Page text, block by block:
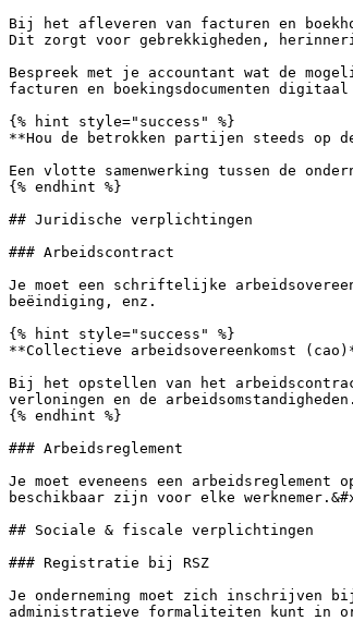
Bij het afleveren van facturen en
Dit zorgt voor gebrekkigheden,
Bespreek met je accountant wat de
facturen en boekingsdocumenten
{% hint style="success" %}
**Hou de betrokken partijen steeds op
Een vlotte samenwerking tussen de
{% endhint %}
## Juridische verplichtingen
### Arbeidscontract
Je moet een schriftelijke
beëindiging, enz.
{% hint style="success" %}
**Collectieve arbeidsovereenkomst
Bij het opstellen van het
verloningen en de
{% endhint %}
### Arbeidsreglement
Je moet eveneens een
beschikbaar zijn voor elke
## Sociale & fiscale verplichtingen
### Registratie bij RSZ
Je onderneming moet zich inschrijven
administratieve formaliteiten kunt in